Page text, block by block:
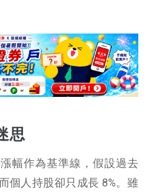
思
幅作為基準線，假設過去
個人持股卻只成長 8%。雖